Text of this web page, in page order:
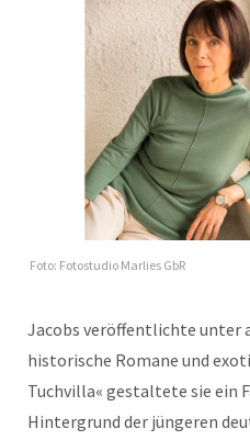
Foto: Fotostudio Marlies GbR
Jacobs veröffentlichte unter
historische Romane und
Tuchvilla« gestaltete sie ein
Hintergrund der jüngeren